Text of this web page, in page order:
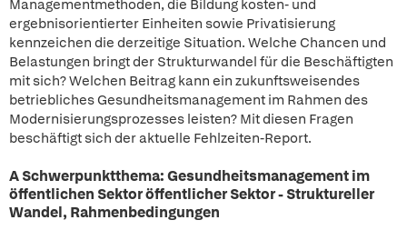
Managementmethoden, die Bildung kosten- und
ergebnisorientierter Einheiten sowie Privatisierung
kennzeichen die derzeitige Situation. Welche Chancen und
Belastungen bringt der Strukturwandel für die Beschäftigten
mit sich? Welchen Beitrag kann ein zukunftsweisendes
betriebliches Gesundheitsmanagement im Rahmen des
Modernisierungsprozesses leisten? Mit diesen Fragen
beschäftigt sich der aktuelle Fehlzeiten-Report.
A Schwerpunktthema: Gesundheitsmanagement im
öffentlichen Sektor öffentlicher Sektor - Struktureller
Wandel, Rahmenbedingungen